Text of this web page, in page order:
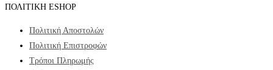
ΠΟΛΙΤΙΚΗ ESHOP
Πολιτική Αποστολών
Πολιτική Επιστροφών
Τρόποι Πληρωμής